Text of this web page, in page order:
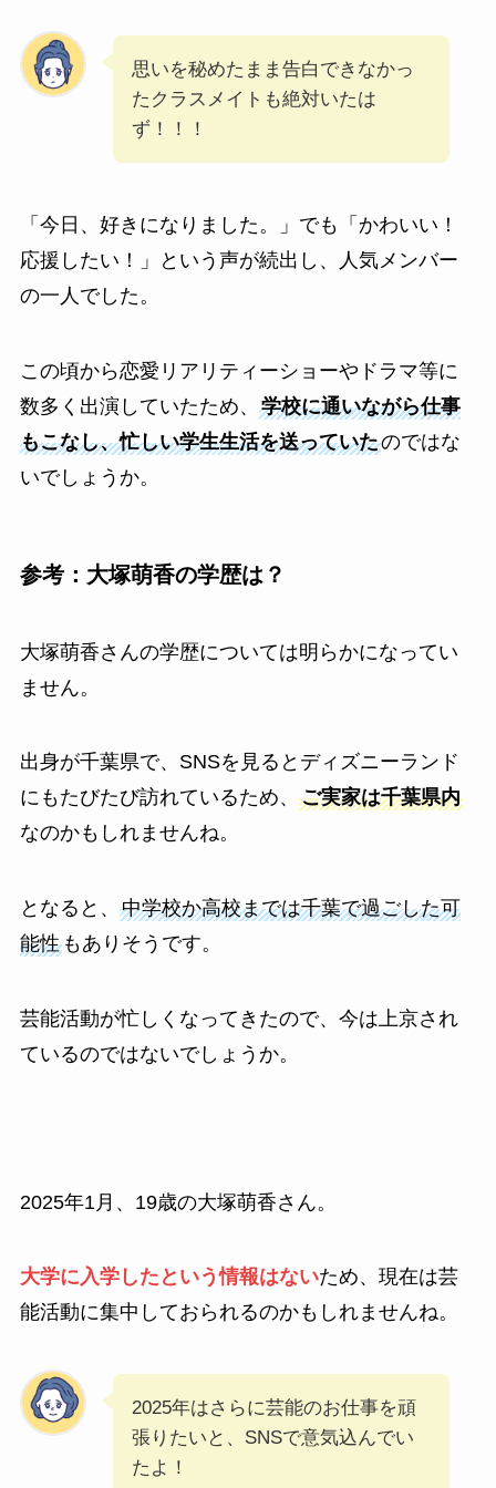
思いを秘めたまま告白できなかっ
たクラスメイトも絶対いたは
ず！！！
「今日、好きになりました。」でも「かわいい！
応援したい！」という声が続出し、人気メンバー
の一人でした。
この頃から恋愛リアリティーショーやドラマ等に
数多く出演していたため、 学校に通いながら仕事
もこなし、忙しい学生生活を送っていたのではな
いでしょうか。
参考：大塚萌香の学歴は？
大塚萌香さんの学歴については明らかになってい
ません。
出身が千葉県で、SNSを見るとディズニーランド
にもたびたび訪れているため、 ご実家は千葉県内
なのかもしれませんね。
となると、 中学校か高校までは千葉で過ごした可
能性もありそうです。
芸能活動が忙しくなってきたので、今は上京され
ているのではないでしょうか。
2025年1月、19歳の大塚萌香さん。
大学に入学したという情報はないため、現在は芸
能活動に集中しておられるのかもしれませんね。
2025年はさらに芸能のお仕事を頑
張りたいと、SNSで意気込んでい
たよ！